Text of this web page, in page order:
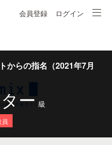
会員登録 ログイン
からの指名（2021年7月
ー 級
員